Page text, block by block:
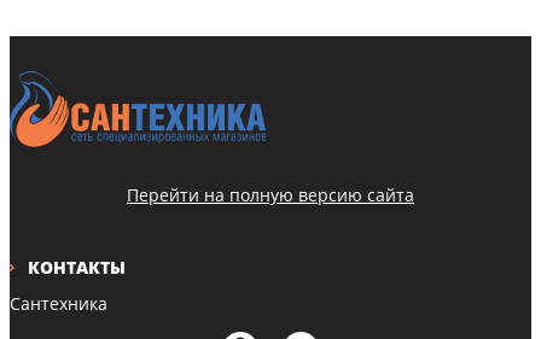
КОНТАКТЫ
Сантехника
Перейти на полную версию сайта